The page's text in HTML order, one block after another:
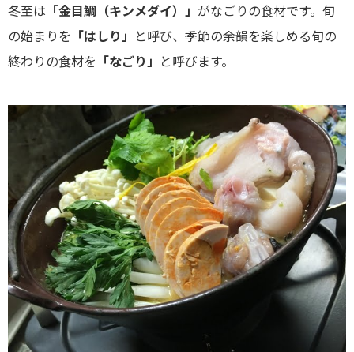
冬至は 「金目鯛（キンメダイ）」 がなごりの食材です。旬
の始まりを 「はしり」 と呼び、季節の余韻を楽しめる旬の
終わりの食材を 「なごり」 と呼びます。